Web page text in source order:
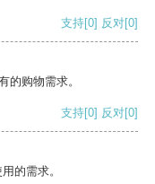
支持[0] 反对[0]
的购物需求。
支持[0] 反对[0]
的需求。